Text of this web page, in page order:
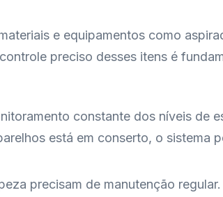
e equipamentos como
preciso desses itens é
constante dos níveis de
está em conserto, o sistema
precisam de manutenção regular.